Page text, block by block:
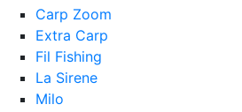
Carp Zoom
Extra Carp
Fil Fishing
La Sirene
Milo